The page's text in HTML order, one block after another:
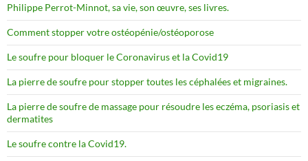
Philippe Perrot-Minnot, sa vie, son œuvre, ses livres.
Comment stopper votre ostéopénie/ostéoporose
Le soufre pour bloquer le Coronavirus et la Covid19
La pierre de soufre pour stopper toutes les céphalées et migraines.
La pierre de soufre de massage pour résoudre les eczéma, psoriasis et
dermatites
Le soufre contre la Covid19.